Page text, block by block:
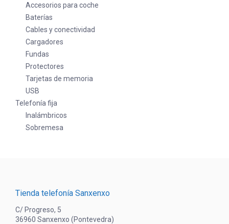
Accesorios para coche
Baterías
Cables y conectividad
Cargadores
Fundas
Protectores
Tarjetas de memoria
USB
Telefonía fija
Inalámbricos
Sobremesa
Tienda telefonía Sanxenxo
C/ Progreso, 5
36960 Sanxenxo (Pontevedra)